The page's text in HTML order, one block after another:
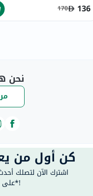
136
170
نحن
كن أول من
اشترك الآن لتصلك
علىمباشرةً*!